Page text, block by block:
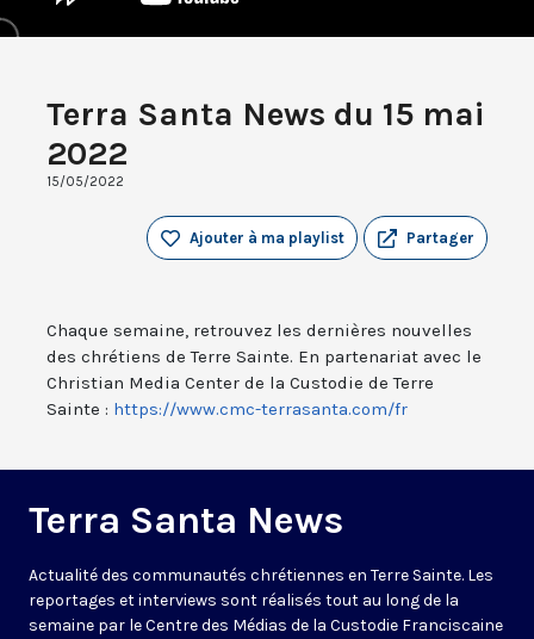
Terra Santa News du 15 mai
2022
15/05/2022
Partager
Ajouter à ma playlist
Chaque semaine, retrouvez les dernières nouvelles
des chrétiens de Terre Sainte. En partenariat avec le
Christian Media Center de la Custodie de Terre
Sainte : https://www.cmc-terrasanta.com/fr
Terra Santa News
Actualité des communautés chrétiennes en Terre Sainte. Les
reportages et interviews sont réalisés tout au long de la
semaine par le Centre des Médias de la Custodie Franciscaine